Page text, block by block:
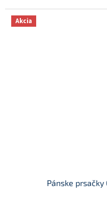
Akcia
Pánske prsačky